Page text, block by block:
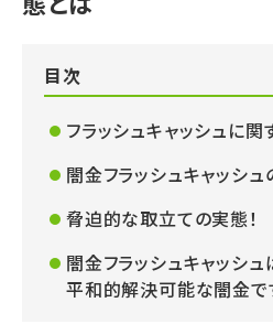
目次
フラッシュキャッシュに関
闇金フラッシュキャッシ
脅迫的な取立ての実態！
闇金フラッシュキャッ
平和的解決可能な闇金で